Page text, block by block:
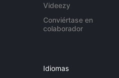
Videezy
Conviértase en
colaborador
Idiomas